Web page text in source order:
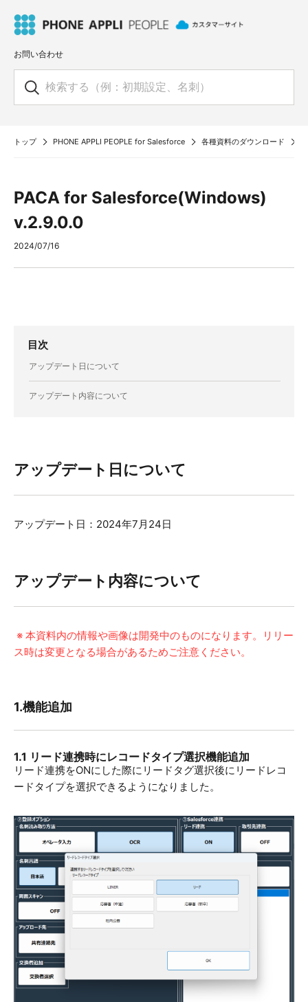
お問い合わせ
トップ PHONE APPLI PEOPLE for Salesforce 各種資料のダウンロード
PACA for Salesforce(Windows)
v.2.9.0.0
2024/07/16
目次
アップデート日について
アップデート内容について
アップデート日について
アップデート日：2024年7月24日
アップデート内容について
※ 本資料内の情報や画像は開発中のものになります。リリー
ス時は変更となる場合があるためご注意ください。
1.機能追加
1.1 リード連携時にレコードタイプ選択機能追加
リード連携をONにした際にリードタグ選択後にリードレコ
ードタイプを選択できるようになりました。